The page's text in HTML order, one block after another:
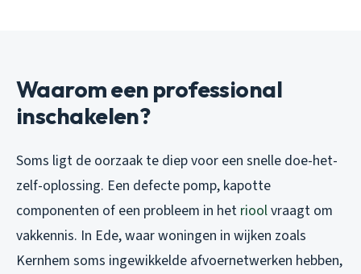
Waarom een professional
inschakelen?
Soms ligt de oorzaak te diep voor een snelle doe-het-
zelf-oplossing. Een defecte pomp, kapotte
componenten of een probleem in het rioolvraagt om
vakkennis. In Ede, waar woningen in wijken zoals
Kernhem soms ingewikkelde afvoernetwerken hebben,